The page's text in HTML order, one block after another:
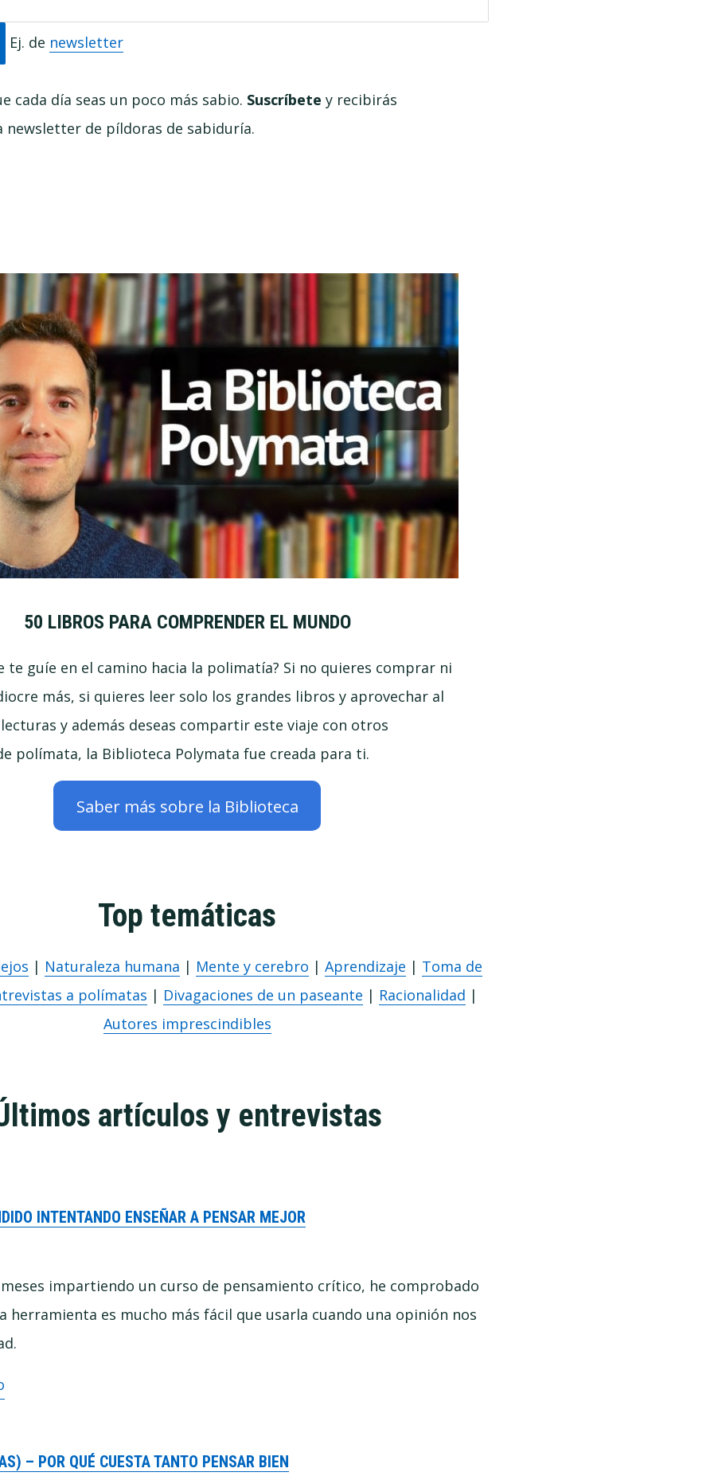
Ej. de newsletter
cada día seas un poco más sabio. Suscríbete y recibirás
newsletter de píldoras de sabiduría.
50 LIBROS PARA COMPRENDER EL MUNDO
te guíe en el camino hacia la polimatía? Si no quieres comprar ni
más, si quieres leer solo los grandes libros y aprovechar al
y además deseas compartir este viaje con otros
polímata, la Biblioteca Polymata fue creada para ti.
Saber más sobre la Biblioteca
Top temáticas
| Naturaleza humana | Mente y cerebro | Aprendizaje | Toma de
a polímatas | Divagaciones de un paseante | Racionalidad |
Autores imprescindibles
artículos y entrevistas
INTENTANDO ENSEÑAR A PENSAR MEJOR
meses impartiendo un curso de pensamiento crítico, he comprobado
herramienta es mucho más fácil que usarla cuando una opinión nos
– POR QUÉ CUESTA TANTO PENSAR BIEN